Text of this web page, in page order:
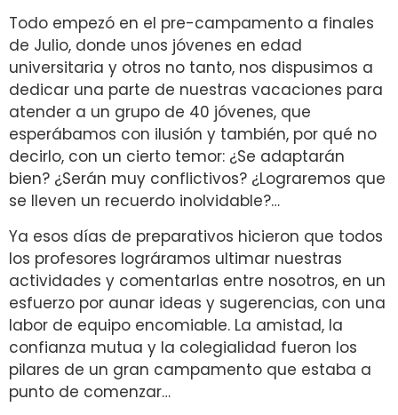
Todo empezó en el pre-campamento a finales
de Julio, donde unos jóvenes en edad
universitaria y otros no tanto, nos dispusimos a
dedicar una parte de nuestras vacaciones para
atender a un grupo de 40 jóvenes, que
esperábamos con ilusión y también, por qué no
decirlo, con un cierto temor: ¿Se adaptarán
bien? ¿Serán muy conflictivos? ¿Lograremos que
se lleven un recuerdo inolvidable?…
Ya esos días de preparativos hicieron que todos
los profesores lográramos ultimar nuestras
actividades y comentarlas entre nosotros, en un
esfuerzo por aunar ideas y sugerencias, con una
labor de equipo encomiable. La amistad, la
confianza mutua y la colegialidad fueron los
pilares de un gran campamento que estaba a
punto de comenzar…